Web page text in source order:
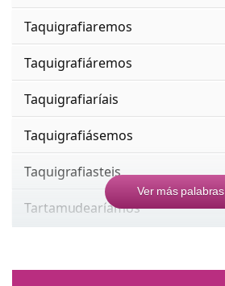
Taquigrafiaremos
Taquigrafiáremos
Taquigrafiaríais
Taquigrafiásemos
Taquigrafiasteis
Tartamudearíamos
Ver más palabras